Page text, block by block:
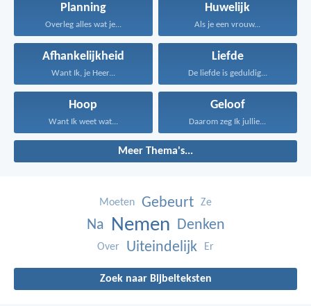
Planning
Overleg alles wat je...
Huwelijk
Als je een vrouw...
Afhankelijkheid
Want Ik, je Heer...
Liefde
De liefde is geduldig...
Hoop
Want Ik weet wat...
Geloof
Daarom zeg Ik jullie...
Meer Thema's...
Moeten Gebeurt Ze
Na Nemen Denken
Over Uiteindelijk Er
Zoek naar Bijbelteksten